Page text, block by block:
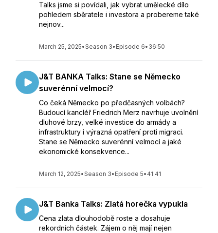
Talks jsme si povídali, jak vybrat umělecké dílo
pohledem sběratele i investora a probereme také
nejnov...
March 25, 2025•Season 3• Episode 6• 36:50
J&T BANKA Talks: Stane se Německo
suverénní velmocí?
Co čeká Německo po předčasných volbách?
Budoucí kancléř Friedrich Merz navrhuje uvolnění
dluhové brzy, velké investice do armády a
infrastruktury i výrazná opatření proti migraci.
Stane se Německo suverénní velmocí a jaké
ekonomické konsekvence...
March 12, 2025•Season 3• Episode 5• 41:41
J&T Banka Talks: Zlatá horečka vypukla
Cena zlata dlouhodobě roste a dosahuje
rekordních částek. Zájem o něj mají nejen